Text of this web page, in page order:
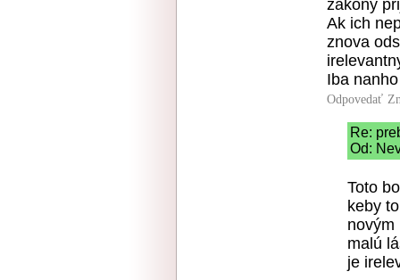
zakony
Ak ich
znova
Iba
Odpovedať
Re:
Od:
Toto
keby
novým
malú
je